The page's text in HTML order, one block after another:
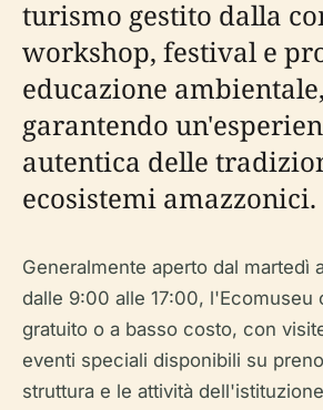
turismo gestito dalla
workshop, festival e
educazione ambientale,
garantendo
autentica delle
ecosistemi amazzonici.
Generalmente aperto dal martedì
dalle 9:00 alle 17:00, l'Ecomuseu
gratuito o a basso costo, con
eventi speciali disponibili su
struttura e le attività